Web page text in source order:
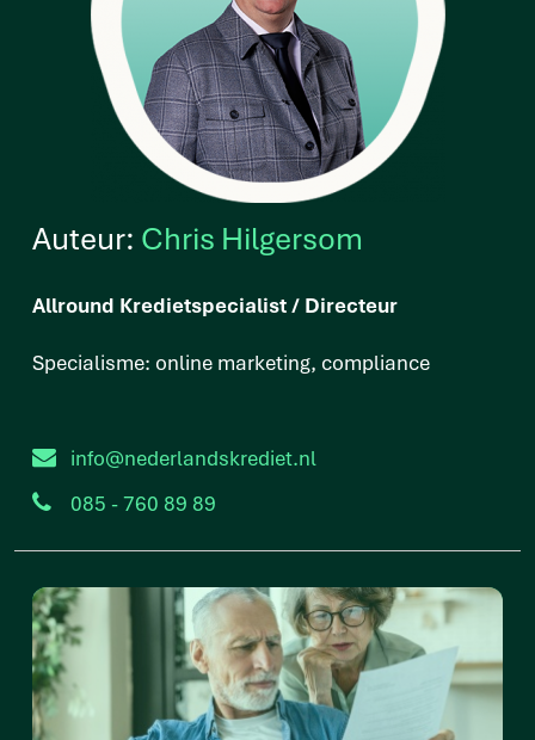
Auteur: Chris Hilgersom
Allround Kredietspecialist / Directeur
Specialisme: online marketing, compliance
info@nederlandskrediet.nl
085 - 760 89 89